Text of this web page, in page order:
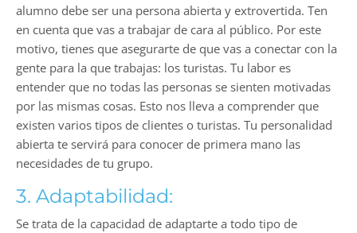
alumno debe ser una persona abierta y extrovertida. Ten
en cuenta que vas a trabajar de cara al público. Por este
motivo, tienes que asegurarte de que vas a conectar con la
gente para la que trabajas: los turistas. Tu labor es
entender que no todas las personas se sienten motivadas
por las mismas cosas. Esto nos lleva a comprender que
existen varios tipos de clientes o turistas. Tu personalidad
abierta te servirá para conocer de primera mano las
necesidades de tu grupo.
3. Adaptabilidad:
Se trata de la capacidad de adaptarte a todo tipo de